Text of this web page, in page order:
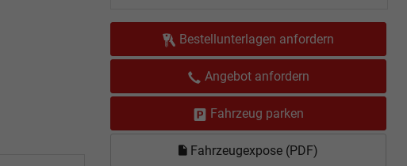
Bestellunterlagen anfordern
Angebot anfordern
Fahrzeug parken
Fahrzeugexpose (PDF)